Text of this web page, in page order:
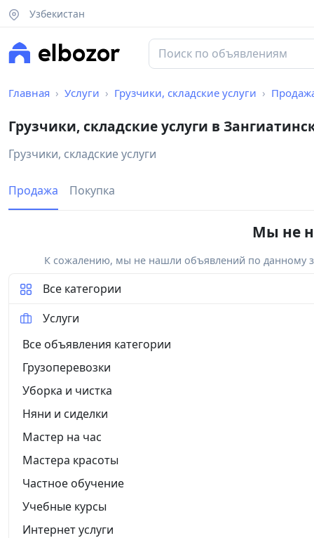
Узбекистан
Главная Услуги Грузчики, складские услуги
Грузчики, складские услуги в
Грузчики, складские услуги
Продажа Покупка
Мы не
К сожалению, мы не нашли объявлений по данному
Все категории
Услуги
Все объявления категории
Грузоперевозки
Уборка и чистка
Няни и сиделки
Мастер на час
Мастера красоты
Частное обучение
Учебные курсы
Интернет услуги